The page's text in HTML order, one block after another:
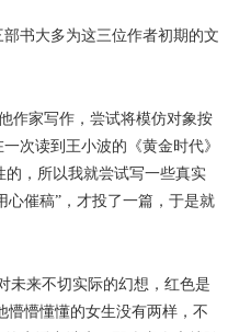
书大多为这三位作者初期的文
作家写作，尝试将模仿对象按
次读到王小波的《黄金时代》
，所以我就尝试写一些真实
心催稿”，才投了一篇，于是就
未来不切实际的幻想，红色是
懵懵懂懂的女生没有两样，不